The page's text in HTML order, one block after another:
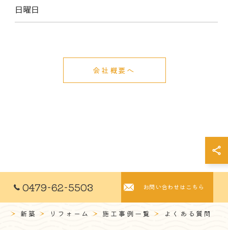
日曜日
会社概要へ
0479-62-5503 お問い合わせはこちら
新築 リフォーム 施工事例一覧 よくある質問